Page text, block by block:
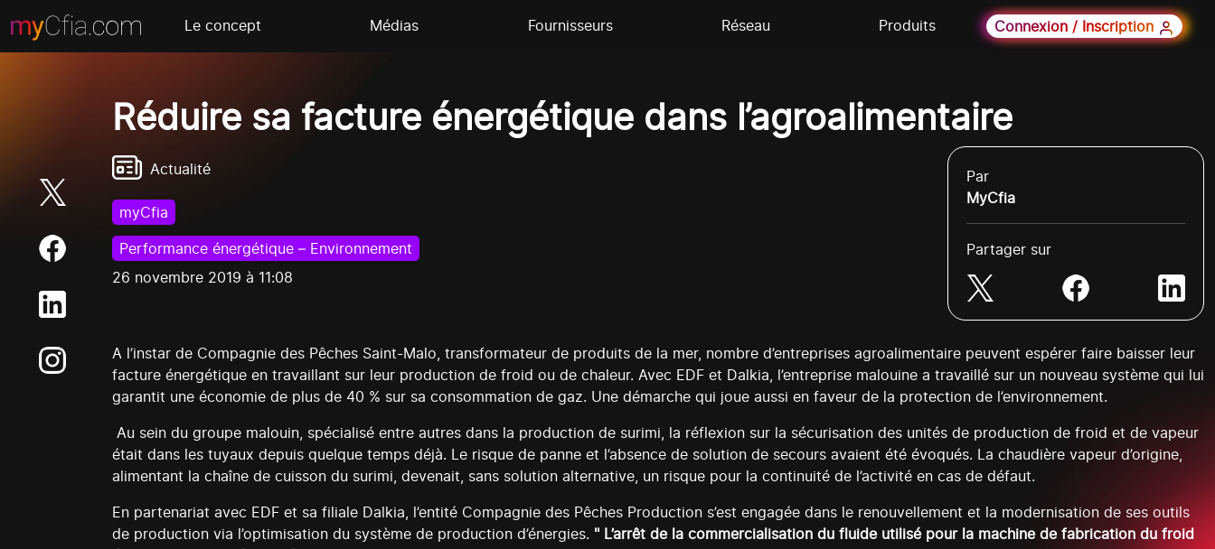
Le concept Médias Fournisseurs Réseau Produits Connexion / Inscription
Réduire sa facture énergétique dans l’agroalimentaire
Actualité
myCfia
Performance énergétique – Environnement
26 novembre 2019 à 11:08
Par
MyCfia
Partager sur
A l’instar de Compagnie des Pêches Saint-Malo, transformateur de produits de la mer, nombre d’entreprises agroalimentaire peuvent espérer faire baisser leur
facture énergétique en travaillant sur leur production de froid ou de chaleur. Avec EDF et Dalkia, l’entreprise malouine a travaillé sur un nouveau système qui lui
garantit une économie de plus de 40 % sur sa consommation de gaz. Une démarche qui joue aussi en faveur de la protection de l’environnement.
Au sein du groupe malouin, spécialisé entre autres dans la production de surimi, la réflexion sur la sécurisation des unités de production de froid et de vapeur
était dans les tuyaux depuis quelque temps déjà. Le risque de panne et l’absence de solution de secours avaient été évoqués. La chaudière vapeur d’origine,
alimentant la chaîne de cuisson du surimi, devenait, sans solution alternative, un risque pour la continuité de l’activité en cas de défaut.
En partenariat avec EDF et sa filiale Dalkia, l’entité Compagnie des Pêches Production s’est engagée dans le renouvellement et la modernisation de ses outils
de production via l’optimisation du système de production d’énergies. " L’arrêt de la commercialisation du fluide utilisé pour la machine de fabrication du froid